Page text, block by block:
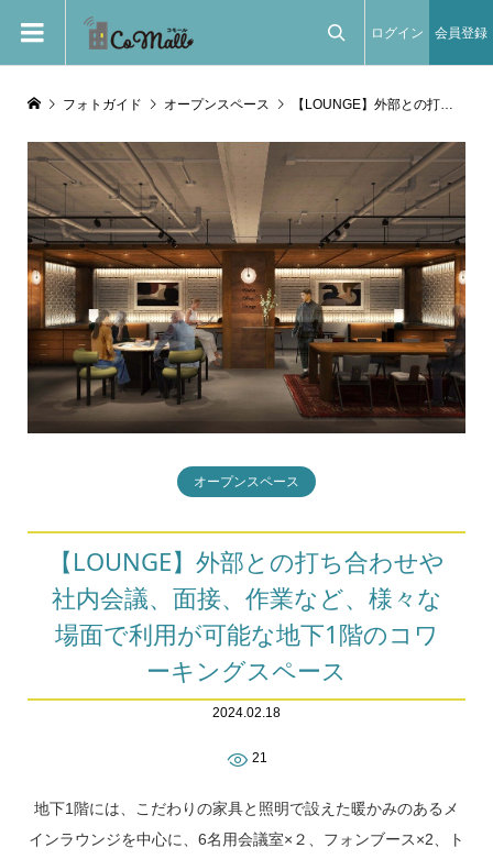
ログイン 会員登録
フォトガイド オープンスペース 【LOUNGE】外部との打ち合わせや社内会議、面接、作業など、様々な場面で利用が可能な地下1階のコワーキングスペース
オープンスペース
【LOUNGE】外部との打ち合わせや
社内会議、面接、作業など、様々な
場面で利用が可能な地下1階のコワ
ーキングスペース
2024.02.18
21
地下1階には、こだわりの家具と照明で設えた暖かみのあるメ
インラウンジを中心に、6名用会議室×２、フォンブース×2、ト